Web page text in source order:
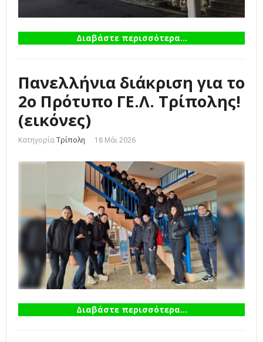
Διαβάστε περισσότερα...
Πανελλήνια διάκριση για το
2ο Πρότυπο ΓΕ.Λ. Τρίπολης!
(εικόνες)
ΚατηγορίαΤρίπολη 18 Μάι 2026
Διαβάστε περισσότερα...